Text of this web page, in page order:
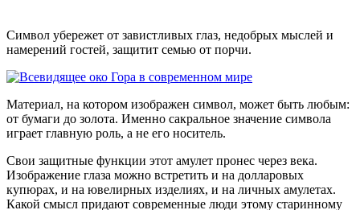
Символ убережет от завистливых глаз, недобрых мыслей и
намерений гостей, защитит семью от порчи.
Материал, на котором изображен символ, может быть любым:
от бумаги до золота. Именно сакральное значение символа
играет главную роль, а не его носитель.
Свои защитные функции этот амулет пронес через века.
Изображение глаза можно встретить и на долларовых
купюрах, и на ювелирных изделиях, и на личных амулетах.
Какой смысл придают современные люди этому старинному